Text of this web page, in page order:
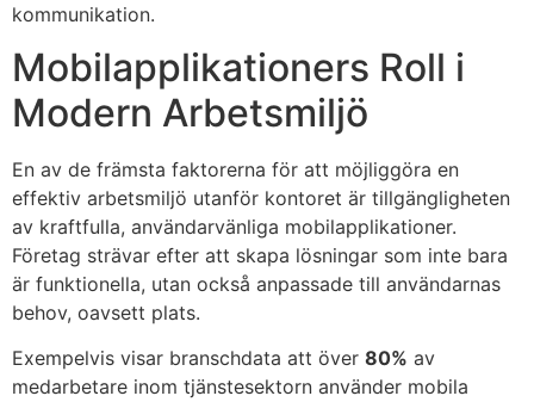
kommunikation.
Mobilapplikationers Roll i
Modern Arbetsmiljö
En av de främsta faktorerna för att möjliggöra en
effektiv arbetsmiljö utanför kontoret är tillgängligheten
av kraftfulla, användarvänliga mobilapplikationer.
Företag strävar efter att skapa lösningar som inte bara
är funktionella, utan också anpassade till användarnas
behov, oavsett plats.
Exempelvis visar branschdata att över 80% av
medarbetare inom tjänstesektorn använder mobila